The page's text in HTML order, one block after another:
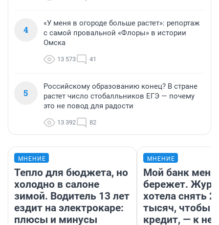
4
«У меня в огороде больше растет»: репортаж
с самой провальной «Флоры» в истории
Омска
13 573 41
5
Российскому образованию конец? В стране
растет число стобалльников ЕГЭ — почему
это не повод для радости
13 392 82
МНЕНИЕ
Тепло для бюджета, но
холодно в салоне
зимой. Водитель 13 лет
ездит на электрокаре:
плюсы и минусы
МНЕНИЕ
Мой банк меня
бережет.
хотела снять
тысяч, чтобы
кредит, — к